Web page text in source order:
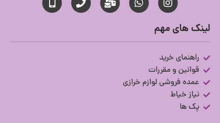
لینک های مهم
راهنمای خرید
قوانین و مقررات
عمده فروشی لوازم خرازی
نیاز خیاط
پک ها